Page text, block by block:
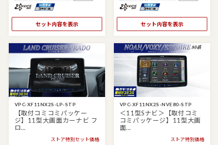
セット内容を表示 セット内容を表示
VPC-XF11NX2S-LP-STP
【取付コミコミパッケー
ジ】11型大画面カーナビ フ
ロ…
ストア特別セット価格
VPC-XF11NX2S-NVE80-STP
＜11型Sナビ＞【取付コミ
コミパッケージ】11型大画
面…
ストア特別価格